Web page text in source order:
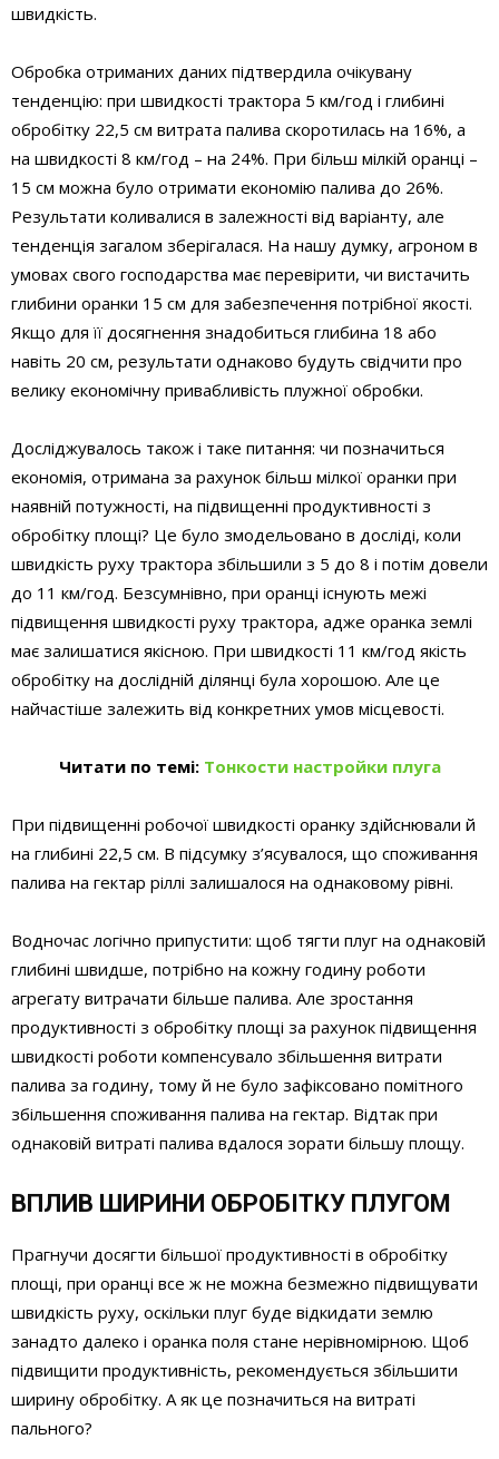
швидкість.
Обробка отриманих даних підтвердила очікувану
тенденцію: при швидкості трактора 5 км/год і глибині
обробітку 22,5 см витрата палива скоротилась на 16%, а
на швидкості 8 км/год – на 24%. При більш мілкій оранці –
15 см можна було отримати економію палива до 26%.
Результати коливалися в залежності від варіанту, але
тенденція загалом зберігалася. На нашу думку, агроном в
умовах свого господарства має перевірити, чи вистачить
глибини оранки 15 см для забезпечення потрібної якості.
Якщо для її досягнення знадобиться глибина 18 або
навіть 20 см, результати однаково будуть свідчити про
велику економічну привабливість плужної обробки.
Досліджувалось також і таке питання: чи позначиться
економія, отримана за рахунок більш мілкої оранки при
наявній потужності, на підвищенні продуктивності з
обробітку площі? Це було змодельовано в досліді, коли
швидкість руху трактора збільшили з 5 до 8 і потім довели
до 11 км/год. Безсумнівно, при оранці існують межі
підвищення швидкості руху трактора, адже оранка землі
має залишатися якісною. При швидкості 11 км/год якість
обробітку на дослідній ділянці була хорошою. Але це
найчастіше залежить від конкретних умов місцевості.
Читати по темі: Тонкости настройки плуга
При підвищенні робочої швидкості оранку здійснювали й
на глибині 22,5 см. В підсумку з’ясувалося, що споживання
палива на гектар ріллі залишалося на однаковому рівні.
Водночас логічно припустити: щоб тягти плуг на однаковій
глибині швидше, потрібно на кожну годину роботи
агрегату витрачати більше палива. Але зростання
продуктивності з обробітку площі за рахунок підвищення
швидкості роботи компенсувало збільшення витрати
палива за годину, тому й не було зафіксовано помітного
збільшення споживання палива на гектар. Відтак при
однаковій витраті палива вдалося зорати більшу площу.
ВПЛИВ ШИРИНИ ОБРОБІТКУ ПЛУГОМ
Прагнучи досягти більшої продуктивності в обробітку
площі, при оранці все ж не можна безмежно підвищувати
швидкість руху, оскільки плуг буде відкидати землю
занадто далеко і оранка поля стане нерівномірною. Щоб
підвищити продуктивність, рекомендується збільшити
ширину обробітку. А як це позначиться на витраті
пального?